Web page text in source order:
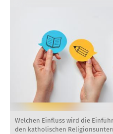
Welchen Einfluss wird die
den katholischen